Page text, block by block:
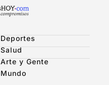
Deportes
Salud
Arte y Gente
Mundo